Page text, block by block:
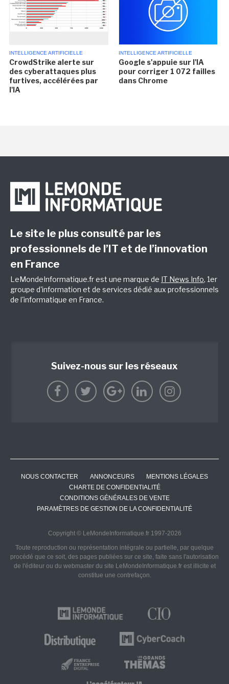
INTELLIGENCE ARTIFICIELLE
CrowdStrike alerte sur
des cyberattaques plus
furtives, accélérées par
l'IA
INTELLIGENCE ARTIFICIELLE
Google s'appuie sur l'IA
pour corriger 1 072 failles
dans Chrome
Le site le plus consulté par les
professionnels de l’IT et de l’innovation
en France
LeMondeInformatique.fr est une marque de IT News Info, 1er
groupe d'information et de services dédié aux professionnels
de l'informatique en France.
Suivez-nous sur les réseaux
NOUS CONTACTER ANNONCEURS
MENTIONS LÉGALES
CHARTE DE CONFIDENTIALITÉ
CONDITIONS GÉNÉRALES DE VENTE
PARAMÈTRES DE GESTION DE LA CONFIDENTIALITÉ
Copyright © LeMondeInformatique.fr 1997-2026
Toute reproduction ou représentation intégrale ou partielle, par quelque
procédé que ce soit, des pages publiées sur ce site, faite sans l'autorisation
de l'éditeur ou du webmaster du site LeMondeInformatique.fr est illicite et
constitue une contrefaçon.